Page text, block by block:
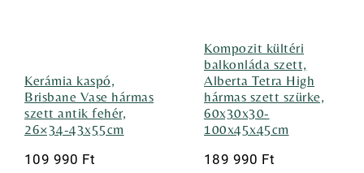
Kerámia kaspó,
Brisbane Vase hármas
szett antik fehér,
26×34-43x55cm
109 990 Ft
Kompozit kültéri
balkonláda szett,
Alberta Tetra High
hármas szett szürke,
60x30x30-
100x45x45cm
189 990 Ft